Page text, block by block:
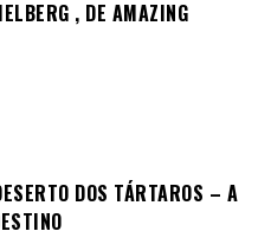
, DE AMAZING
DOS TÁRTAROS – A